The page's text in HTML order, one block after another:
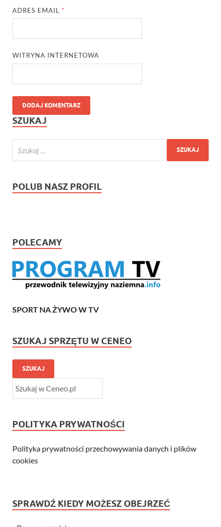
ADRES EMAIL *
WITRYNA INTERNETOWA
SZUKAJ
POLUB NASZ PROFIL
POLECAMY
SPORT NA ŻYWO W TV
SZUKAJ SPRZĘTU W CENEO
SZUKAJ
POLITYKA PRYWATNOŚCI
Polityka prywatności przechowywania danych i plików
cookies
SPRAWDŹ KIEDY MOŻESZ OBEJRZEĆ